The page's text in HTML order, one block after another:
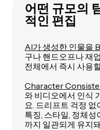
어떤 규모의
적인 편집
AI가 생성한 인물을
구나 핸드오프나 재
전체에서 즉시 사용
Character
와 비디오에서 인식
요. 드리프트 걱정
특징, 스타일, 정체
까지 일관되게 유지